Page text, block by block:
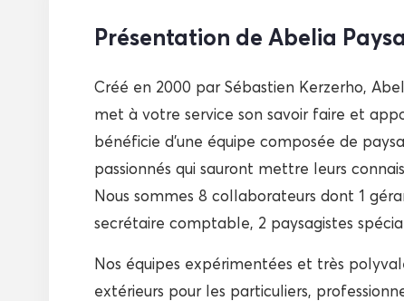
Présentation de Abelia
Créé en 2000 par Sébastien Kerzerho,
met à votre service son savoir faire et
bénéficie d’une équipe composée de
passionnés qui sauront mettre leurs
Nous sommes 8 collaborateurs dont 1
secrétaire comptable, 2 paysagistes
Nos équipes expérimentées et très
extérieurs pour les particuliers,